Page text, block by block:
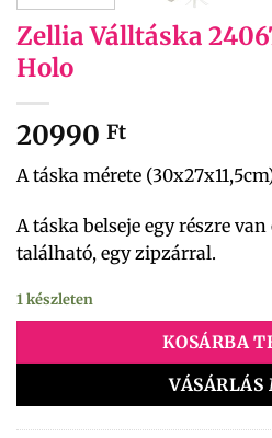
Zellia Válltáska
Holo
20990 Ft
A táska mérete
A táska belseje egy részre
található, egy zipzárral.
1 készleten
KOSÁRBA
VÁSÁRLÁS